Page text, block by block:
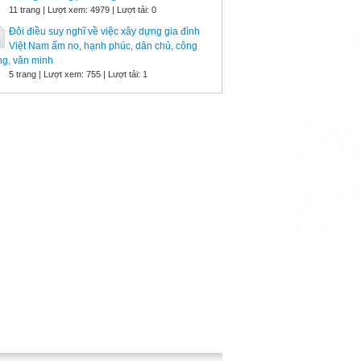
11 trang | Lượt xem: 4979 | Lượt tải: 0
Đôi điều suy nghĩ về việc xây dựng gia đình
Việt Nam ấm no, hạnh phúc, dân chủ, công
văn minh
5 trang | Lượt xem: 755 | Lượt tải: 1